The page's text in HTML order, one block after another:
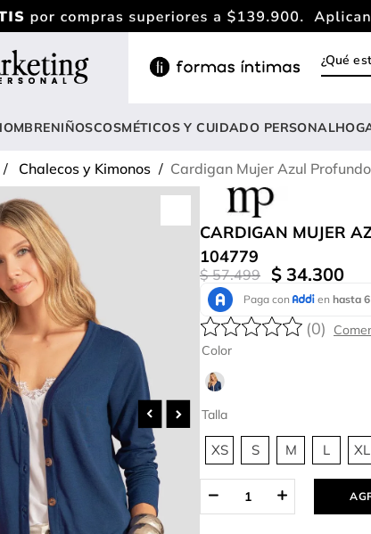
¿Qué
NIÑOSCOSMÉTICOS Y CUIDADO PERSONAL
Chalecos y Kimonos Cardigan Mujer Azul
CARDIGAN MUJER
104779
$ 57.499 $ 34.300
(0)
Talla
XS S M L XL
Color
enterizo